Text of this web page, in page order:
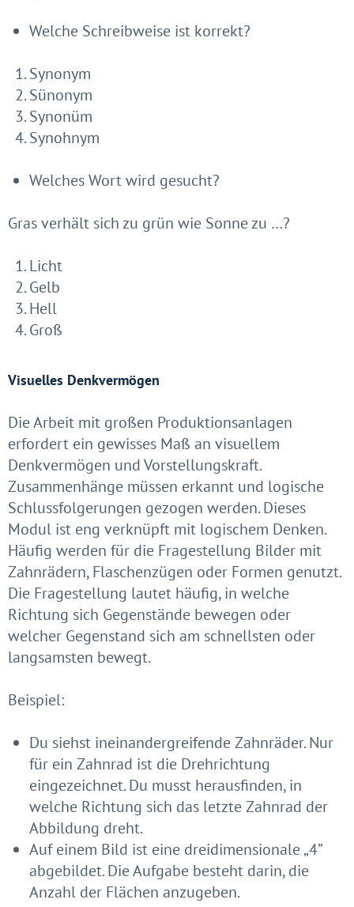
Welche Schreibweise ist korrekt?
Synonym
Sünonym
Synonüm
Synohnym
Welches Wort wird gesucht?
Gras verhält sich zu grün wie Sonne zu …?
Licht
Gelb
Hell
Groß
Visuelles Denkvermögen
Die Arbeit mit großen Produktionsanlagen
erfordert ein gewisses Maß an visuellem
Denkvermögen und Vorstellungskraft.
Zusammenhänge müssen erkannt und logische
Schlussfolgerungen gezogen werden. Dieses
Modul ist eng verknüpft mit logischem Denken.
Häufig werden für die Fragestellung Bilder mit
Zahnrädern, Flaschenzügen oder Formen genutzt.
Die Fragestellung lautet häufig, in welche
Richtung sich Gegenstände bewegen oder
welcher Gegenstand sich am schnellsten oder
langsamsten bewegt.
Beispiel:
Du siehst ineinandergreifende Zahnräder. Nur
für ein Zahnrad ist die Drehrichtung
eingezeichnet. Du musst herausfinden, in
welche Richtung sich das letzte Zahnrad der
Abbildung dreht.
Auf einem Bild ist eine dreidimensionale „4”
abgebildet. Die Aufgabe besteht darin, die
Anzahl der Flächen anzugeben.